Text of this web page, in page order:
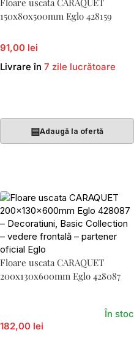
Floare uscata CARAQUET
150x80x500mm Eglo 428159
91,00 lei
Livrare în 7 zile lucrătoare
▤Adaugă la ofertă
Floare uscata CARAQUET
200x130x600mm Eglo 428087
182,00 lei
În stoc